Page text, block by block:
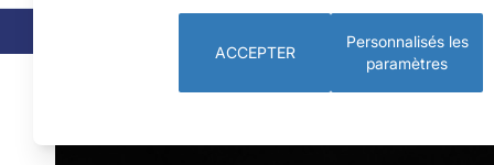
NOS
ACCEPTER
Personnalisés les
paramètres